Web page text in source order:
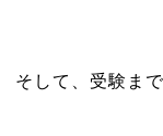
そして、受験ま